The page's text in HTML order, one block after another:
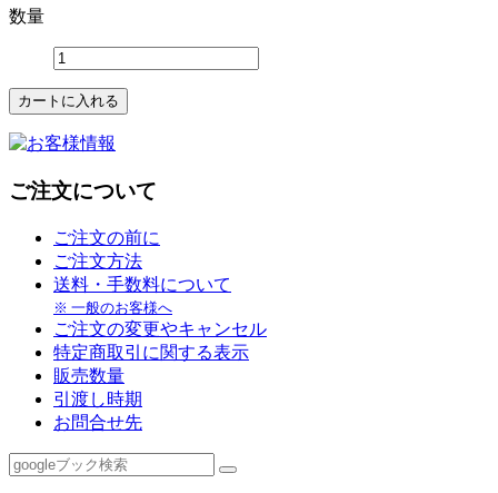
数量
ご注文について
ご注文の前に
ご注文方法
送料・手数料について
※ 一般のお客様へ
ご注文の変更やキャンセル
特定商取引に関する表示
販売数量
引渡し時期
お問合せ先